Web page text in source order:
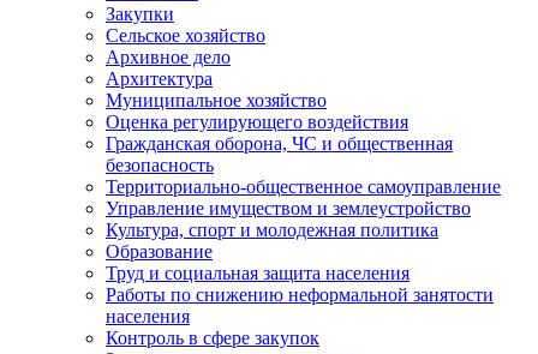
Закупки
Сельское хозяйство
Архивное дело
Архитектура
Муниципальное хозяйство
Оценка регулирующего воздействия
Гражданская оборона, ЧС и общественная
безопасность
Территориально-общественное самоуправление
Управление имуществом и землеустройство
Культура, спорт и молодежная политика
Образование
Труд и социальная защита населения
Работы по снижению неформальной занятости
населения
Контроль в сфере закупок